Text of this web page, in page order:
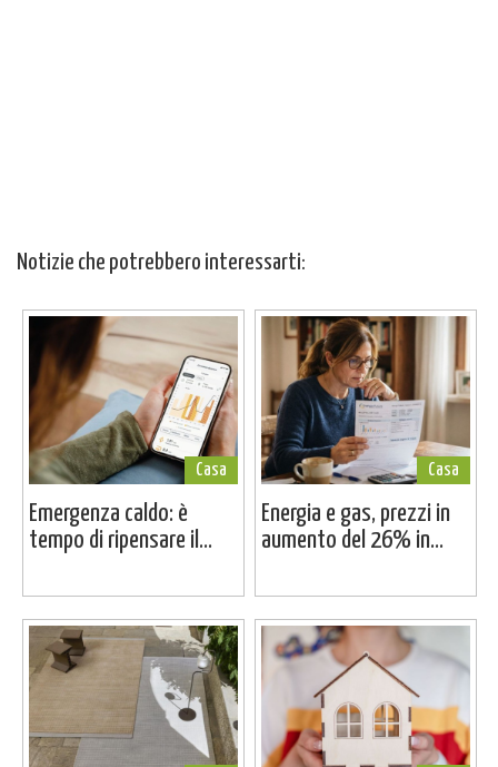
Notizie che potrebbero interessarti:
Casa
Emergenza caldo: è
tempo di ripensare il...
Casa
Energia e gas, prezzi in
aumento del 26% in...